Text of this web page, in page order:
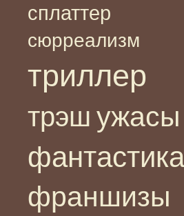
сплаттер
сюрреализм
триллер
трэш ужасы
фантастика
франшизы